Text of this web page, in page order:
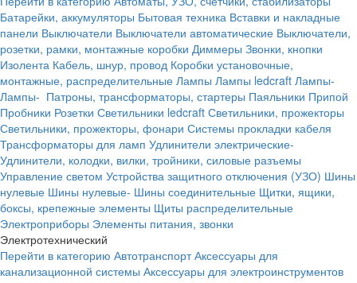
Батарейки, аккумуляторы Бытовая техника Вставки и накладные
панели Выключатели Выключатели автоматические Выключатели,
розетки, рамки, монтажные коробки Диммеры Звонки, кнопки
Изолента Кабель, шнур, провод Коробки установочные,
монтажные, распределительные Лампы Лампы ledcraft Лампы-
Лампы- Патроны, трансформаторы, стартеры Паяльники Припой
Пробники Розетки Светильники ledcraft Светильники, прожекторы
Светильники, прожекторы, фонари Системы прокладки кабеля
Трансформаторы для ламп Удлинители электрические-
Удлинители, колодки, вилки, тройники, силовые разъемы
Управление светом Устройства защитного отключения (УЗО) Шины
нулевые Шины нулевые- Шины соединительные Щитки, ящики,
боксы, крепежные элементы Щиты распределительные
Электроприборы Элементы питания, звонки
Электротехнический
Перейти в категорию Автотранспорт Аксессуары для
канализационной системы Аксессуары для электроинструментов